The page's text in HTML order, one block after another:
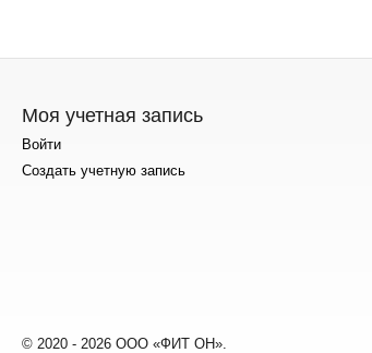
Моя учетная запись
Войти
Создать учетную запись
© 2020 - 2026 ООО «ФИТ ОН».